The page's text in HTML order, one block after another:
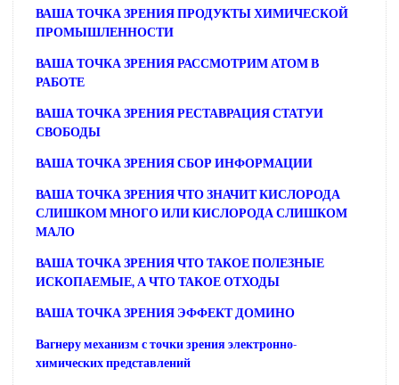
ВАША ТОЧКА ЗРЕНИЯ ПРОДУКТЫ ХИМИЧЕСКОЙ
ПРОМЫШЛЕННОСТИ
ВАША ТОЧКА ЗРЕНИЯ РАССМОТРИМ АТОМ В
РАБОТЕ
ВАША ТОЧКА ЗРЕНИЯ РЕСТАВРАЦИЯ СТАТУИ
СВОБОДЫ
ВАША ТОЧКА ЗРЕНИЯ СБОР ИНФОРМАЦИИ
ВАША ТОЧКА ЗРЕНИЯ ЧТО ЗНАЧИТ КИСЛОРОДА
СЛИШКОМ МНОГО ИЛИ КИСЛОРОДА СЛИШКОМ
МАЛО
ВАША ТОЧКА ЗРЕНИЯ ЧТО ТАКОЕ ПОЛЕЗНЫЕ
ИСКОПАЕМЫЕ, А ЧТО ТАКОЕ ОТХОДЫ
ВАША ТОЧКА ЗРЕНИЯ ЭФФЕКТ ДОМИНО
Вагнеру механизм с точки зрения электронно-
химических представлений